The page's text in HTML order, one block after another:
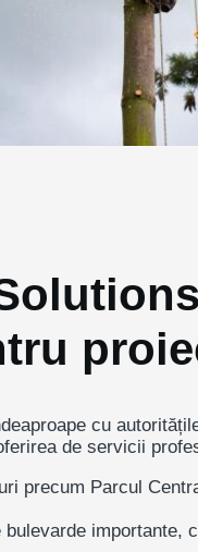
cu
de servicii
precum Parcul
importante,